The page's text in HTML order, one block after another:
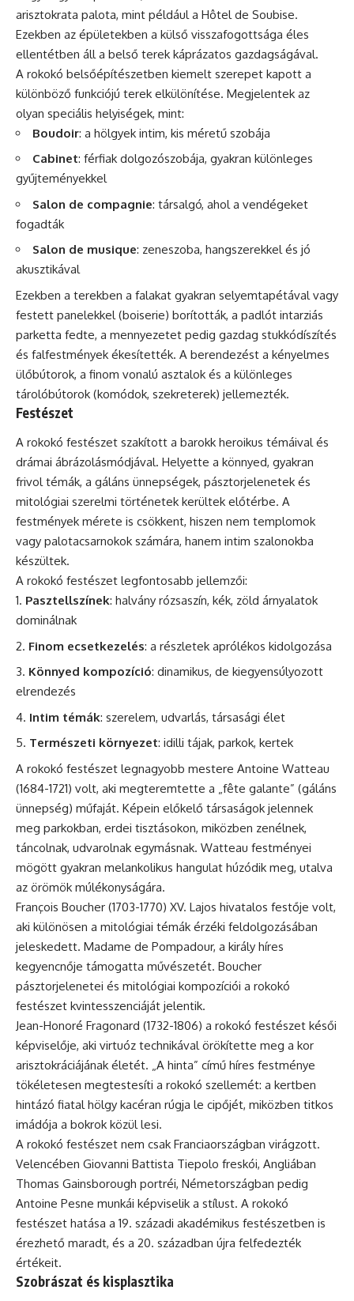
arisztokrata palota, mint például a Hôtel de Soubise.
Ezekben az épületekben a külső visszafogottsága éles
ellentétben áll a belső terek káprázatos gazdagságával.
A rokokó belsőépítészetben kiemelt szerepet kapott a
különböző funkciójú terek elkülönítése. Megjelentek az
olyan speciális helyiségek, mint:
Boudoir: a hölgyek intim, kis méretű szobája
Cabinet: férfiak dolgozószobája, gyakran különleges
gyűjteményekkel
Salon de compagnie: társalgó, ahol a vendégeket
fogadták
Salon de musique: zeneszoba, hangszerekkel és jó
akusztikával
Ezekben a terekben a falakat gyakran selyemtapétával vagy
festett panelekkel (boiserie) borították, a padlót intarziás
parketta fedte, a mennyezetet pedig gazdag stukkódíszítés
és falfestmények ékesítették. A berendezést a kényelmes
ülőbútorok, a finom vonalú asztalok és a különleges
tárolóbútorok (komódok, szekreterek) jellemezték.
Festészet
A rokokó festészet szakított a barokk heroikus témáival és
drámai ábrázolásmódjával. Helyette a könnyed, gyakran
frivol témák, a gáláns ünnepségek, pásztorjelenetek és
mitológiai szerelmi történetek kerültek előtérbe. A
festmények mérete is csökkent, hiszen nem templomok
vagy palotacsarnokok számára, hanem intim szalonokba
készültek.
A rokokó festészet legfontosabb jellemzői:
Pasztellszínek: halvány rózsaszín, kék, zöld árnyalatok
dominálnak
Finom ecsetkezelés: a részletek aprólékos kidolgozása
Könnyed kompozíció: dinamikus, de kiegyensúlyozott
elrendezés
Intim témák: szerelem, udvarlás, társasági élet
Természeti környezet: idilli tájak, parkok, kertek
A rokokó festészet legnagyobb mestere Antoine Watteau
(1684-1721) volt, aki megteremtette a „fête galante” (gáláns
ünnepség) műfaját. Képein előkelő társaságok jelennek
meg parkokban, erdei tisztásokon, miközben zenélnek,
táncolnak, udvarolnak egymásnak. Watteau festményei
mögött gyakran melankolikus hangulat húzódik meg, utalva
az örömök múlékonyságára.
François Boucher (1703-1770) XV. Lajos hivatalos festője volt,
aki különösen a mitológiai témák érzéki feldolgozásában
jeleskedett. Madame de Pompadour, a király híres
kegyencnője támogatta művészetét. Boucher
pásztorjelenetei és mitológiai kompozíciói a rokokó
festészet kvintesszenciáját jelentik.
Jean-Honoré Fragonard (1732-1806) a rokokó festészet késői
képviselője, aki virtuóz technikával örökítette meg a kor
arisztokráciájának életét. „A hinta” című híres festménye
tökéletesen megtestesíti a rokokó szellemét: a kertben
hintázó fiatal hölgy kacéran rúgja le cipőjét, miközben titkos
imádója a bokrok közül lesi.
A rokokó festészet nem csak Franciaországban virágzott.
Velencében Giovanni Battista Tiepolo freskói, Angliában
Thomas Gainsborough portréi, Németországban pedig
Antoine Pesne munkái képviselik a stílust. A rokokó
festészet hatása a 19. századi akadémikus festészetben is
érezhető maradt, és a 20. században újra felfedezték
értékeit.
Szobrászat és kisplasztika